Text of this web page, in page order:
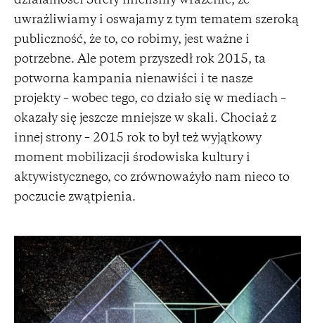
uwrażliwiamy i oswajamy z tym tematem szeroką
publiczność, że to, co robimy, jest ważne i
potrzebne. Ale potem przyszedł rok 2015, ta
potworna kampania nienawiści i te nasze
projekty – wobec tego, co działo się w mediach –
okazały się jeszcze mniejsze w skali. Chociaż z
innej strony – 2015 rok to był też wyjątkowy
moment mobilizacji środowiska kultury i
aktywistycznego, co zrównoważyło nam nieco to
poczucie zwątpienia.